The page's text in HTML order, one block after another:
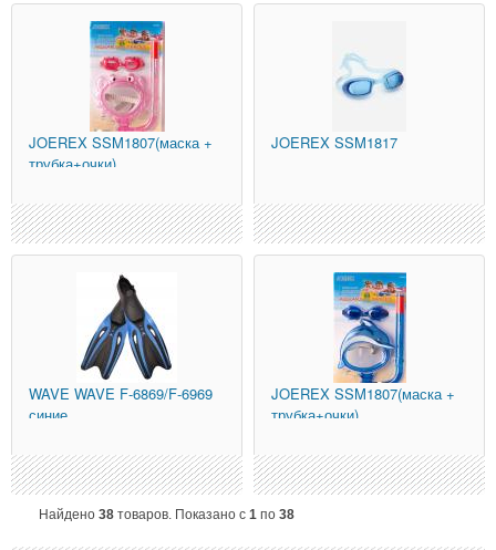
JOEREX SSM1807(маска +
трубка+очки)
JOEREX SSM1817
WAVE WAVE F-6869/F-6969
синие
JOEREX SSM1807(маска +
трубка+очки)
Найдено 38 товаров. Показано с 1 по 38